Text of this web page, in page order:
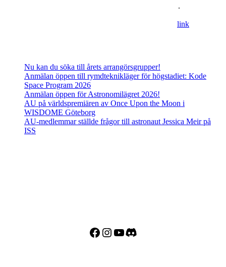
.
link
Nu kan du söka till årets arrangörsgrupper!
Anmälan öppen till rymdteknikläger för högstadiet: Kode
Space Program 2026
Anmälan öppen för Astronomilägret 2026!
AU på världspremiären av Once Upon the Moon i
WISDOME Göteborg
AU-medlemmar ställde frågor till astronaut Jessica Meir på
ISS
Facebook
Instagram
YouTube
Discord